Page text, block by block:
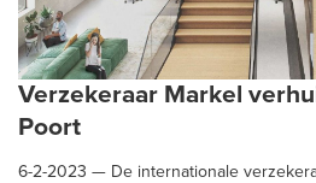
Verzekeraar Markel
Poort
6-2-2023 — De internationale